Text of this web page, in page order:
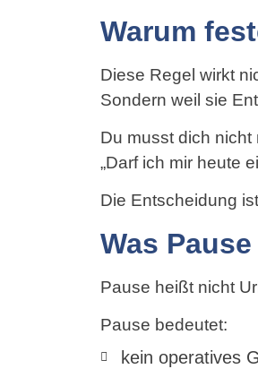
Warum
Diese Regel wirkt
Sondern weil sie
Du musst dich nicht
„Darf ich mir heute
Die Entscheidung
Was
Pause heißt nicht
Pause bedeutet:
kein operatives